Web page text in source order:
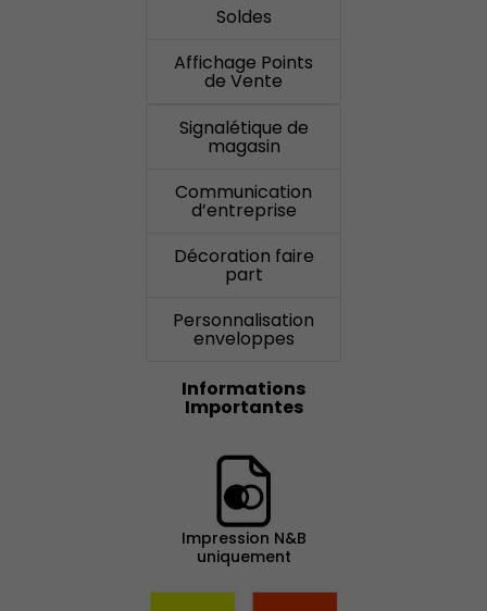
Soldes
Affichage Points
de Vente
Signalétique de
magasin
Communication
d’entreprise
Décoration faire
part
Personnalisation
enveloppes
Informations
Importantes
Impression N&B
uniquement